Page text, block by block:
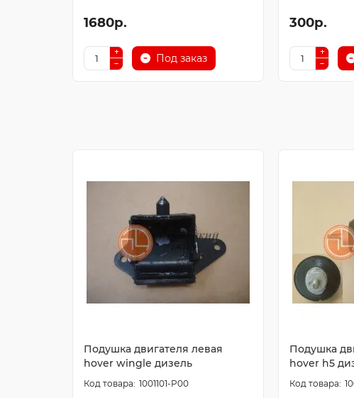
1680р.
Под заказ
300р.
Подушка двигателя левая
hover wingle дизель
1001101-P00
Подушка
hover h5